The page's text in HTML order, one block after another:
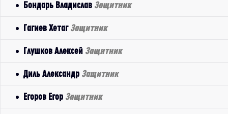
Бондарь Владислав Защитник
Гагиев Хетаг Защитник
Глушков Алексей Защитник
Диль Александр Защитник
Егоров Егор Защитник